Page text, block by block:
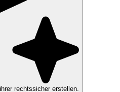
rechtssicher erstellen.